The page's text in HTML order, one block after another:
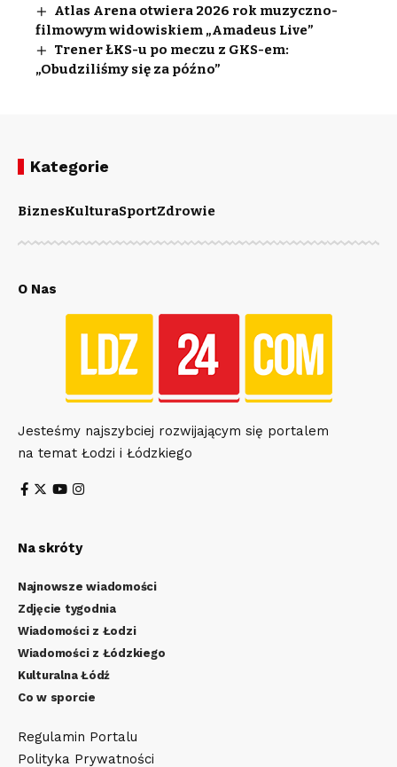
Atlas Arena otwiera 2026 rok muzyczno-
filmowym widowiskiem „Amadeus Live”
Trener ŁKS-u po meczu z GKS-em:
„Obudziliśmy się za późno”
Kategorie
BiznesKulturaSportZdrowie
O Nas
Jesteśmy najszybciej rozwijającym się portalem
na temat Łodzi i Łódzkiego
Na skróty
Najnowsze wiadomości
Zdjęcie tygodnia
Wiadomości z Łodzi
Wiadomości z Łódzkiego
Kulturalna Łódź
Co w sporcie
Regulamin Portalu
Polityka Prywatności